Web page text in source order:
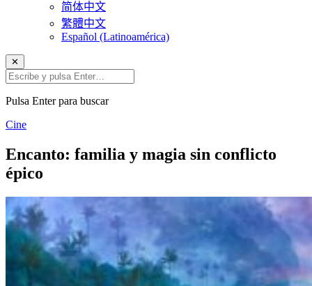
简体中文
繁體中文
Español (Latinoamérica)
✕
Pulsa Enter para buscar
Cine
Encanto: familia y magia sin conflicto
épico